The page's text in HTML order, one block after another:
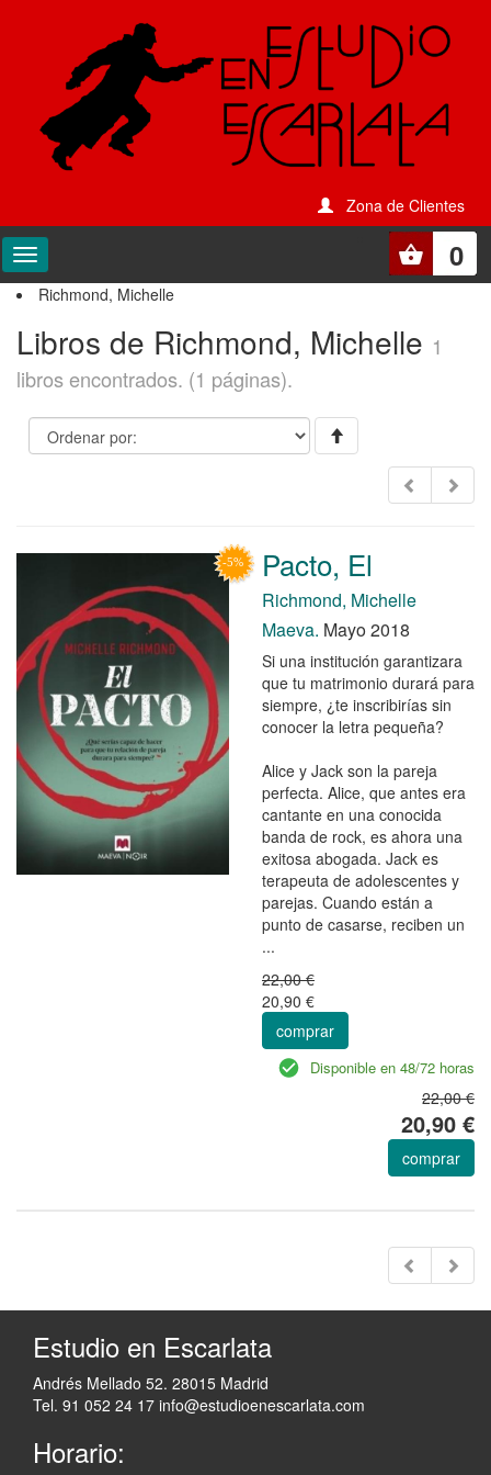
Zona de Clientes
0
Richmond, Michelle
Libros de Richmond, Michelle 1
libros encontrados. (1 páginas).
Pacto, El
Richmond, Michelle
Maeva. Mayo 2018
Si una institución garantizara
que tu matrimonio durará para
siempre, ¿te inscribirías sin
conocer la letra pequeña?
Alice y Jack son la pareja
perfecta. Alice, que antes era
cantante en una conocida
banda de rock, es ahora una
exitosa abogada. Jack es
terapeuta de adolescentes y
parejas. Cuando están a
punto de casarse, reciben un
...
22,00 €
20,90 €
comprar
Disponible en 48/72 horas
22,00 €
20,90 €
comprar
Estudio en Escarlata
Andrés Mellado 52. 28015 Madrid
Tel. 91 052 24 17 info@estudioenescarlata.com
Horario: